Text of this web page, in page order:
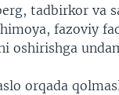
tadbirkor va
fazoviy
oshirishga
orqada